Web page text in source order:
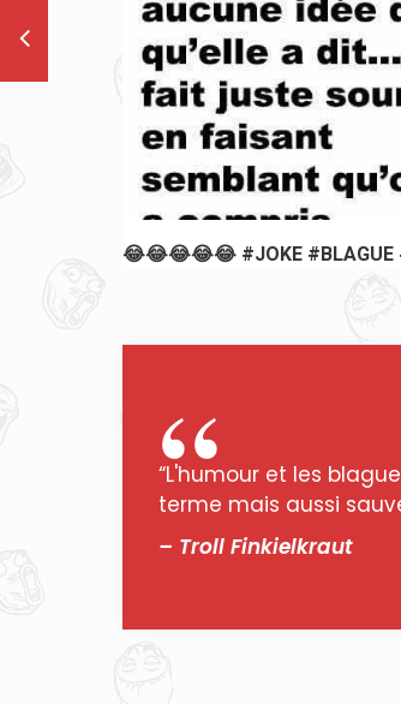
😂😂😂😂😂 #JOKE #BLAGUE
“L'humour et les
terme mais aussi
– Troll Finkielkraut